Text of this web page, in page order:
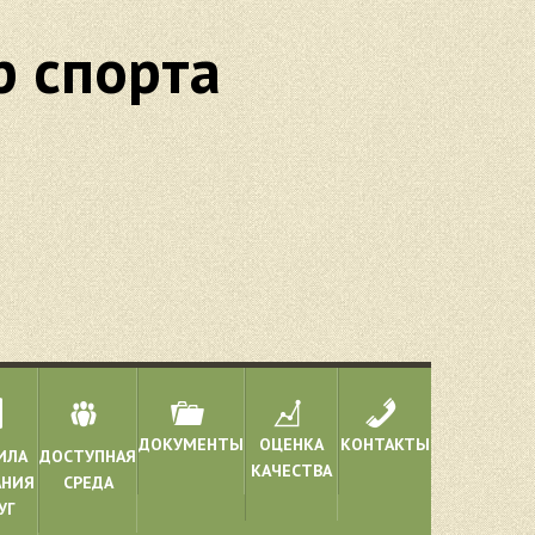
спорта
ДОСТУПНАЯ
СРЕДА
ДОКУМЕНТЫ
ОЦЕНКА
КАЧЕСТВА
КОНТАКТЫ